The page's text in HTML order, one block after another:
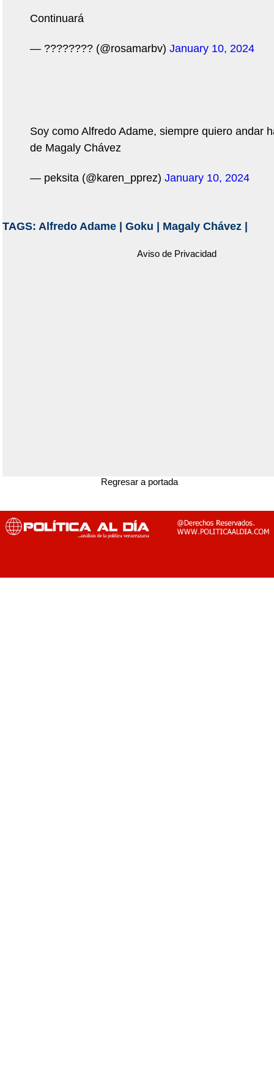
Continuará
— ???????? (@rosamarbv) January 10, 2024
Soy como Alfredo Adame, siempre quiero andar
de Magaly Chávez
— peksita (@karen_pprez) January 10, 2024
TAGS: Alfredo Adame| Goku Magaly Chávez|
Aviso de Privacidad
Regresar a portada